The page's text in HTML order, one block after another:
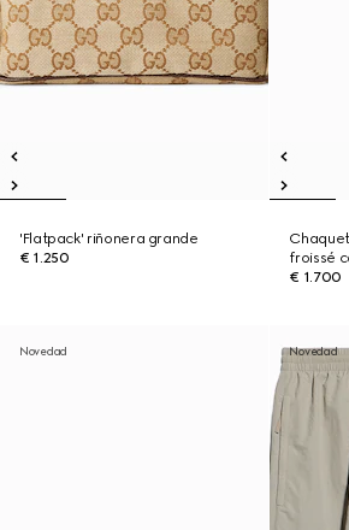
'Flatpack' riñonera grande
€ 1.250
froissé
€ 1.700
Novedad Novedad